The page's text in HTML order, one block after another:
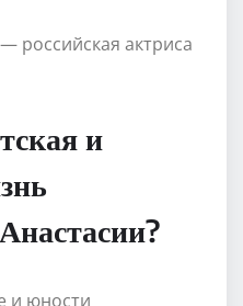
российская актриса
и
и юности